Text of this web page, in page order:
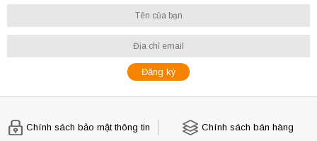
Chính sách bảo mật thông tin Chính sách bán hàng